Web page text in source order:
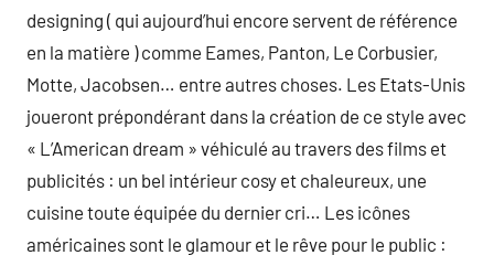
designing ( qui aujourd’hui encore servent de référence
en la matière ) comme Eames, Panton, Le Corbusier,
Motte, Jacobsen… entre autres choses. Les Etats-Unis
joueront prépondérant dans la création de ce style avec
« L’American dream » véhiculé au travers des films et
publicités : un bel intérieur cosy et chaleureux, une
cuisine toute équipée du dernier cri… Les icônes
américaines sont le glamour et le rêve pour le public :